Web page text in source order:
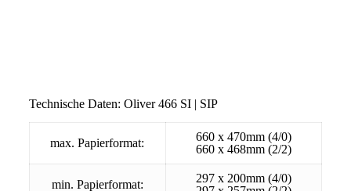
Technische Daten: Oliver 466 SI | SIP
max. Papierformat:
660 x 470mm (4/0)
660 x 468mm (2/2)
min. Papierformat:
297 x 200mm (4/0)